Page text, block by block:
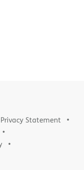
Statement